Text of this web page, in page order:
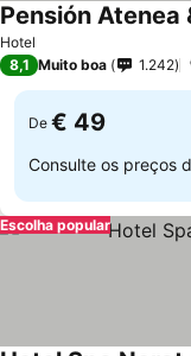
Hotel
8,1 Muito boa 1.242
De € 49
Consulte os preços
Escolha popular